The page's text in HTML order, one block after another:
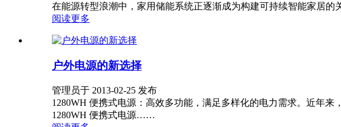
在能源转型浪潮中，家用储能系统正逐渐成为构建可持续智能家居
阅读更多
户外电源的新选择
管理员于 2013-02-25 发布
1280WH 便携式电源：高效多功能，满足多样化的电力需求。近年
1280WH 便携式电源……